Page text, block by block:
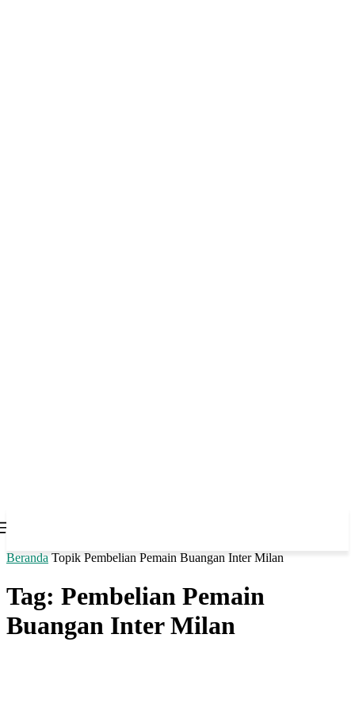
Beranda Topik Pembelian Pemain Buangan Inter Milan
Tag: Pembelian Pemain
Buangan Inter Milan